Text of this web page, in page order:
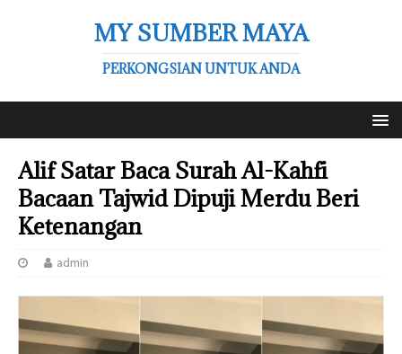
MY SUMBER MAYA
PERKONGSIAN UNTUK ANDA
Alif Satar Baca Surah Al-Kahfi
Bacaan Tajwid Dipuji Merdu Beri
Ketenangan
admin